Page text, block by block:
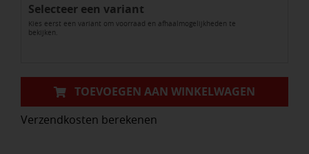
Getrommeld
(
Bezand
)
aantal
Selecteer een variant
Kies eerst een variant om voorraad en afhaalmogelijkheden te
bekijken.
TOEVOEGEN AAN WINKELWAGEN
Verzendkosten berekenen